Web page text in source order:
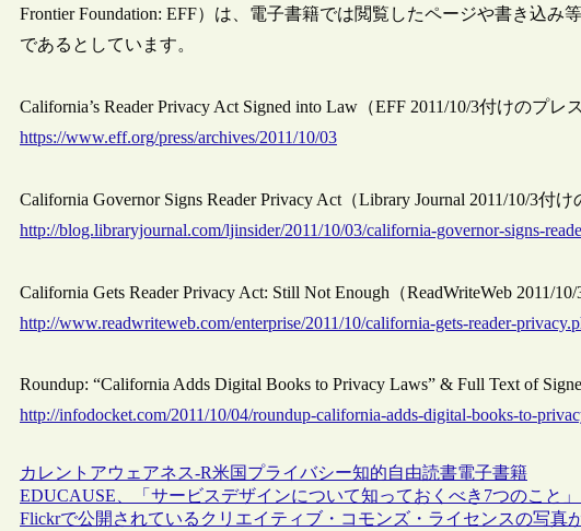
Frontier Foundation: EFF）は、電子書籍では閲覧したページや書き込
であるとしています。
California’s Reader Privacy Act Signed into Law（EFF 2011/10/3付けのプレ
https://www.eff.org/press/archives/2011/10/03
California Governor Signs Reader Privacy Act（Library Journal 2011/10/3付け
http://blog.libraryjournal.com/ljinsider/2011/10/03/california-governor-signs-
California Gets Reader Privacy Act: Still Not Enough（ReadWriteWeb 2011/
http://www.readwriteweb.com/enterprise/2011/10/california-gets-reader-
Roundup: “California Adds Digital Books to Privacy Laws” & Full Text of
http://infodocket.com/2011/10/04/roundup-california-adds-digital-books-to-
カレントアウェアネス-R米国 プライバシー知的自由読書電子書籍
EDUCAUSE、「サービスデザインについて知っておくべき7つのこと
Flickrで公開されているクリエイティブ・コモンズ・ライセンスの写真